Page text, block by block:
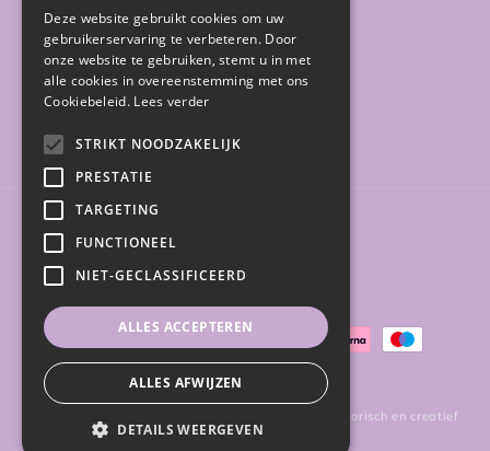
Gratis gidsen
Facebook
België (EUR €)
Betaalmethoden
Happy Plays | Speelgoedwinkel voor sensorisch en creatief
spel Powered by Shopify
Deze website gebruikt cookies om uw
gebruikerservaring te verbeteren. Door
onze website te gebruiken, stemt u in met
alle cookies in overeenstemming met ons
Cookiebeleid. Lees verder
STRIKT NOODZAKELIJK
PRESTATIE
TARGETING
FUNCTIONEEL
NIET-GECLASSIFICEERD
ALLES ACCEPTEREN
ALLES AFWIJZEN
DETAILS WEERGEVEN